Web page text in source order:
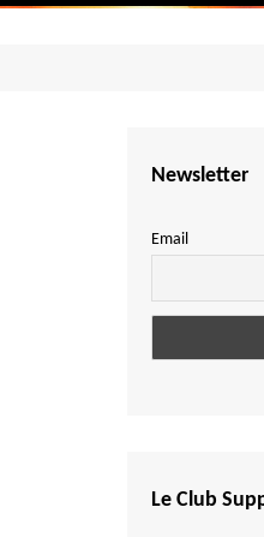
Newsletter
Email
Le Club